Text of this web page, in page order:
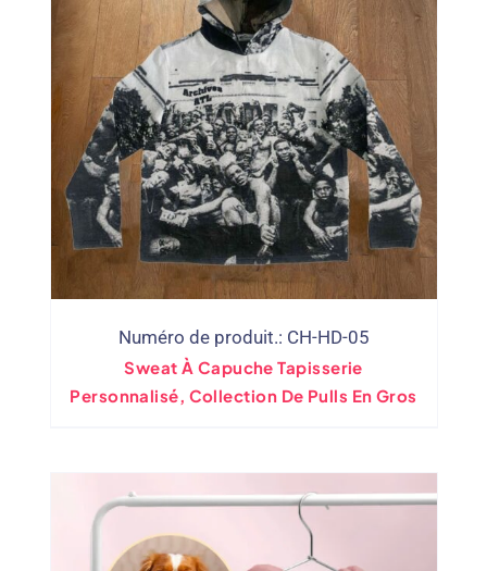
Numéro de produit.: CH-HD-05
Sweat À Capuche Tapisserie
Personnalisé, Collection De Pulls En Gros